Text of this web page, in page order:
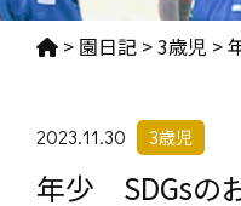
> 園日記 >3歳児 >
2023.11.30 3歳児
年少 SDGsの